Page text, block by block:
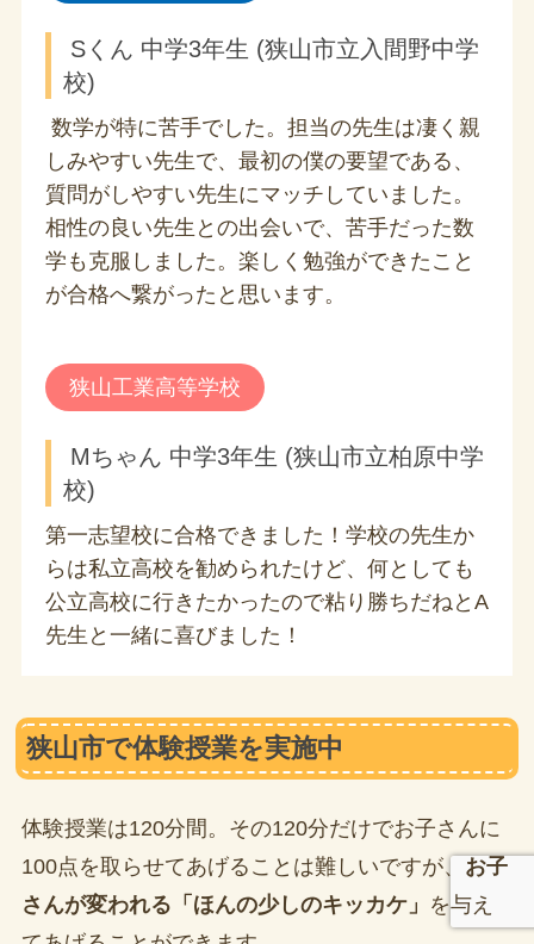
Sくん 中学3年生 (狭山市立入間野中学
校)
数学が特に苦手でした。担当の先生は凄く親
しみやすい先生で、最初の僕の要望である、
質問がしやすい先生にマッチしていました。
相性の良い先生との出会いで、苦手だった数
学も克服しました。楽しく勉強ができたこと
が合格へ繋がったと思います。
狭山工業高等学校
Mちゃん 中学3年生 (狭山市立柏原中学
校)
第一志望校に合格できました！学校の先生か
らは私立高校を勧められたけど、何としても
公立高校に行きたかったので粘り勝ちだねとA
先生と一緒に喜びました！
狭山市で体験授業を実施中
体験授業は120分間。その120分だけでお子さんに
100点を取らせてあげることは難しいですが、 お子
さんが変われる「ほんの少しのキッカケ」 を与え